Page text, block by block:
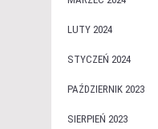
LUTY 2024
STYCZEŃ 2024
PAŹDZIERNIK 2023
SIERPIEŃ 2023